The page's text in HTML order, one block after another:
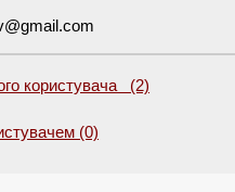
користувача (2)
(0)